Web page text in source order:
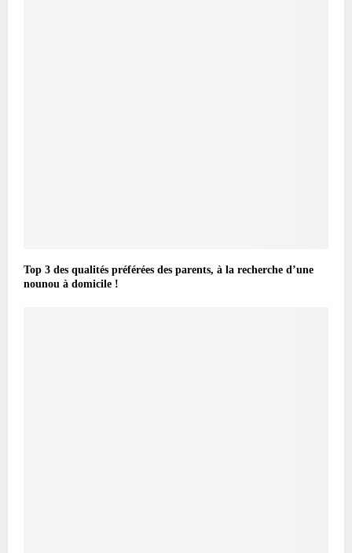
Top 3 des qualités préférées des parents, à la recherche d’une
nounou à domicile !